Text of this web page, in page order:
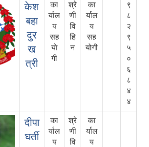
केश
बहा
दुर
ख
त्री
का
र्याल
य
सह
याे
गी
श्रे
णी
वि
हि
न
का
र्याल
य
सह
योगी
९
८
२
९
५
०
६
८
४
४
दीपा
घर्ती
का
र्याल
य
श्रे
णी
वि
का
र्याल
य